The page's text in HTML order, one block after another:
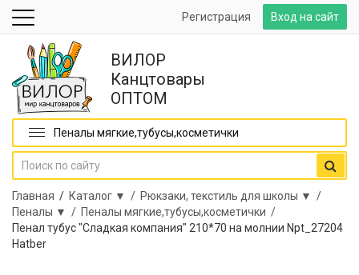
Вход на сайт
Регистрация
ВИЛОР
Канцтовары
ОПТОМ
Пеналы мягкие,тубусы,косметички
Главная / Каталог ▼ / Рюкзаки, текстиль для школы ▼ /
Пеналы ▼ / Пеналы мягкие,тубусы,косметички /
Пенал тубус "Сладкая компания" 210*70 на молнии Npt_27204
Hatber